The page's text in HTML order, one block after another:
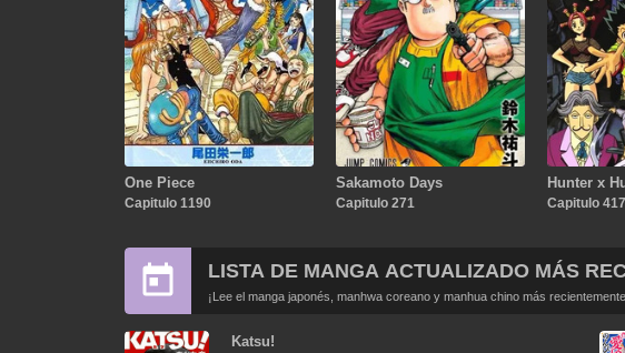
One Piece
Capitulo 1190
Sakamoto Days
Capitulo 271
Hunter x
Capitulo 417
LISTA DE MANGA ACTUALIZADO MÁS
¡Lee el manga japonés, manhwa coreano y manhua chino más
Katsu!